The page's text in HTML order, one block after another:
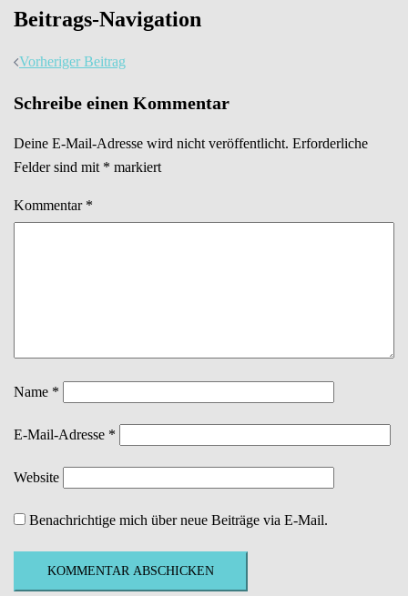
Beitrags-Navigation
Vorheriger Beitrag
Schreibe einen Kommentar
Deine E-Mail-Adresse wird nicht veröffentlicht. Erforderliche
Felder sind mit * markiert
Kommentar *
Name *
E-Mail-Adresse *
Website
Benachrichtige mich über neue Beiträge via E-Mail.